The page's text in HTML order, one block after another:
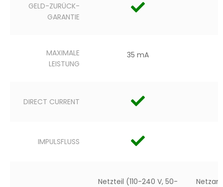
GELD-ZURÜCK-
GARANTIE
MAXIMALE
LEISTUNG
35 mA
DIRECT CURRENT
IMPULSFLUSS
Netzteil (110-240 V, 50-